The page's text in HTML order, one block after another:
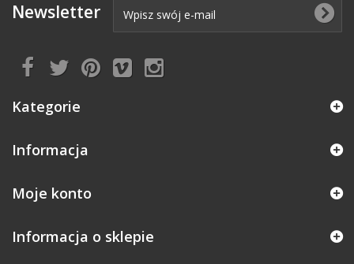
Newsletter
Kategorie
Informacja
Moje konto
Informacja o sklepie